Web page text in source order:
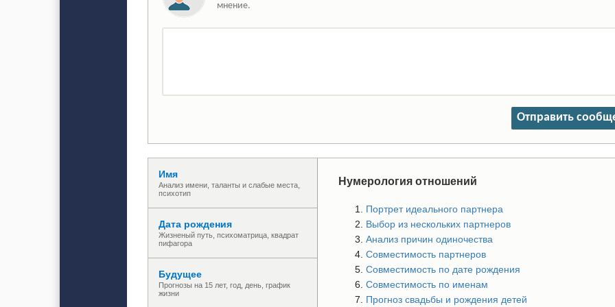
мнение.
Отправить
Имя
Анализ имени, таланты и слабые места,
психотип
Дата рождения
Жизненый путь, психоматрица, квадрат
пифагора
Будущее
Прогнозы на 15 лет, год, день, график
жизни
Нумерология отношений
Портрет идеального партнера
Выбор из нескольких партнеров
Анализ причин одиночества
Совместимость партнеров
Совместимость по дате рождения
Совместимость по именам
Прогноз свадьбы и рождения детей